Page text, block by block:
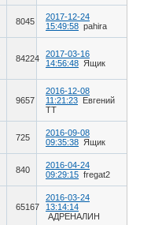
8045
2017-12-24
15:49:58 pahira
84224
2017-03-16
14:56:48 Ящик
9657
2016-12-08
11:21:23
Евгений
ТТ
725
2016-09-08
09:35:38 Ящик
840
2016-04-24
09:29:15 fregat2
65167
2016-03-24
13:14:14
АДРЕНАЛИН